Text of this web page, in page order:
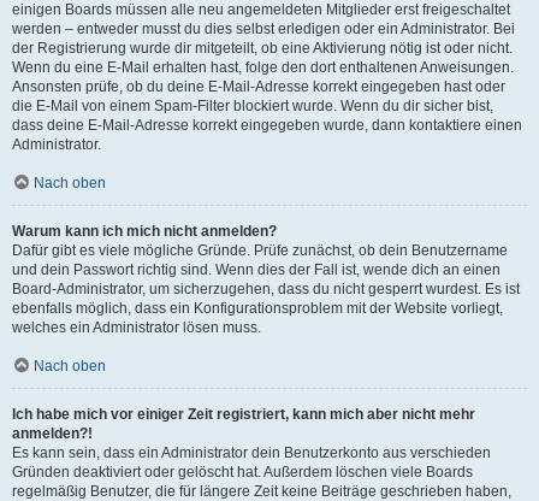
einigen Boards müssen alle neu angemeldeten Mitglieder erst freigeschaltet
werden – entweder musst du dies selbst erledigen oder ein Administrator. Bei
der Registrierung wurde dir mitgeteilt, ob eine Aktivierung nötig ist oder nicht.
Wenn du eine E-Mail erhalten hast, folge den dort enthaltenen Anweisungen.
Ansonsten prüfe, ob du deine E-Mail-Adresse korrekt eingegeben hast oder
die E-Mail von einem Spam-Filter blockiert wurde. Wenn du dir sicher bist,
dass deine E-Mail-Adresse korrekt eingegeben wurde, dann kontaktiere einen
Administrator.
Nach oben
Warum kann ich mich nicht anmelden?
Dafür gibt es viele mögliche Gründe. Prüfe zunächst, ob dein Benutzername
und dein Passwort richtig sind. Wenn dies der Fall ist, wende dich an einen
Board-Administrator, um sicherzugehen, dass du nicht gesperrt wurdest. Es ist
ebenfalls möglich, dass ein Konfigurationsproblem mit der Website vorliegt,
welches ein Administrator lösen muss.
Nach oben
Ich habe mich vor einiger Zeit registriert, kann mich aber nicht mehr
anmelden?!
Es kann sein, dass ein Administrator dein Benutzerkonto aus verschieden
Gründen deaktiviert oder gelöscht hat. Außerdem löschen viele Boards
regelmäßig Benutzer, die für längere Zeit keine Beiträge geschrieben haben,